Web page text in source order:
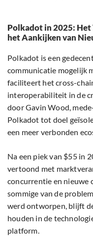
Polkadot in 2025: Het
het Aankijken van
Polkadot is een
communicatie mogelijk
faciliteert het cross-
interoperabiliteit in de
door Gavin Wood,
Polkadot tot doel
een meer verbonden
Na een piek van $55 in
vertoond met
concurrentie en nieuwe
sommige van de
werd ontworpen, blijft
houden in de
platform.